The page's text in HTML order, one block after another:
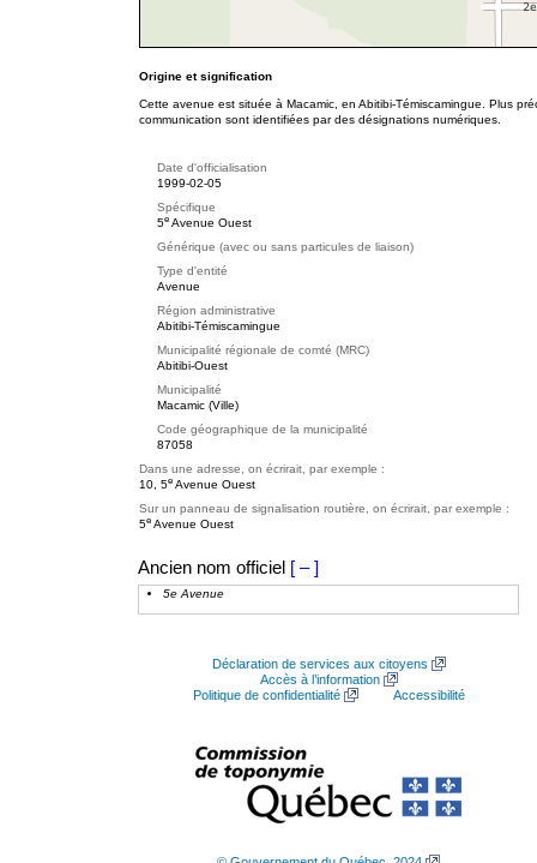
Origine et signification
Cette avenue est située à Macamic, en Abitibi-Témiscamingue. Plus
communication sont identifiées par des désignations numériques.
Date d'officialisation
1999-02-05
Spécifique
5e Avenue Ouest
Générique (avec ou sans particules de liaison)
Type d'entité
Avenue
Région administrative
Abitibi-Témiscamingue
Municipalité régionale de comté (MRC)
Abitibi-Ouest
Municipalité
Macamic (Ville)
Code géographique de la municipalité
87058
Dans une adresse, on écrirait, par exemple :
10, 5e Avenue Ouest
Sur un panneau de signalisation routière, on écrirait, par exemple :
5e Avenue Ouest
Ancien nom officiel [ – ]
5e Avenue
Déclaration de services aux citoyens
Accès à l’information
Politique de confidentialité
Accessibilité